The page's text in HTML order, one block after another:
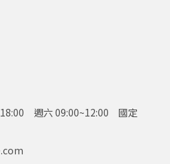
週六 09:00~12:00 國定